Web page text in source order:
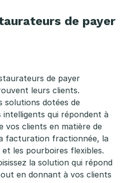
de payer
de payer
leurs clients.
solutions dotées de
qui répondent à
vos clients en matière de
facturation fractionnée, la
les pourboires flexibles.
la solution qui répond
en donnant à vos clients